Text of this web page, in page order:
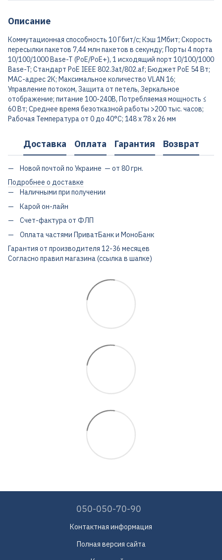
Описание
Коммутационная способность 10 Гбит/с; Кэш 1Мбит; Скорость
пересылки пакетов 7,44 млн пакетов в секунду; Порты 4 порта
10/100/1000 Base-T (PoE/PoE+), 1 исходящий порт 10/100/1000
Base-T; Стандарт PoE IEEE 802.3at/802.af; Бюджет PoE 54 Вт;
MAC-адрес 2К; Максимальное количество VLAN 16;
Управление потоком, Защита от петель, Зеркальное
отображение; питание 100-240В, Потребляемая мощность ≤
60 Вт; Среднее время безотказной работы >200 тыс. часов;
Рабочая Температура от 0 до 40°С; 148 х 78 х 26 мм
Доставка Оплата Гарантия Возврат
Новой почтой по Украине — от 80 грн.
Подробнее о доставке
Наличными при получении
Карой он-лайн
Счет-фактура от ФЛП
Оплата частями ПриватБанк и МоноБанк
Гарантия от производителя 12-36 месяцев
Согласно правил магазина (ссылка в шапке)
050-050-70-90
Контактная информация
Полная версия сайта